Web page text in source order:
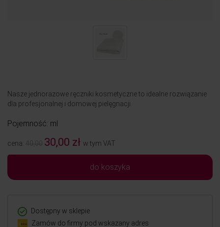
Nasze jednorazowe ręczniki kosmetyczne to idealne rozwiązanie
dla profesjonalnej i domowej pielęgnacji.
Pojemność: ml
cena: 40,00 30,00 zł w tym VAT
do koszyka
Dostępny w sklepie
Zamów do firmy pod wskazany adres